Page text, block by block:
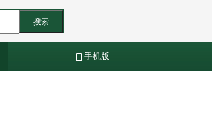
搜索
手机版